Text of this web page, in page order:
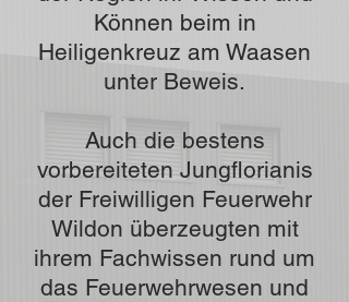
Können beim in
Heiligenkreuz am Waasen
unter Beweis.
Auch die bestens
vorbereiteten Jungflorianis
der Freiwilligen Feuerwehr
Wildon überzeugten mit
ihrem Fachwissen rund um
das Feuerwehrwesen und